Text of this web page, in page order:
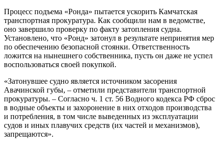
Процесс подъема «Ронда» пытается ускорить Камчатская
транспортная прокуратура. Как сообщили нам в ведомстве,
оно завершило проверку по факту затопления судна.
Установлено, что «Ронд» затонул в результате непринятия мер
по обеспечению безопасной стоянки. Ответственность
ложится на нынешнего собственника, пусть он даже не успел
воспользоваться своей покупкой.
«Затонувшее судно является источником засорения
Авачинской губы, – отметили представители транспортной
прокуратуры. – Согласно ч. 1 ст. 56 Водного кодекса РФ сброс
в водные объекты и захоронение в них отходов производства
и потребления, в том числе выведенных из эксплуатации
судов и иных плавучих средств (их частей и механизмов),
запрещаются».